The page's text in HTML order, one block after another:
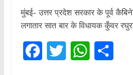
मुंबई- उत्तर प्रदेश सरकार के पूर्व
लगातार सात बार के विधायक कुँवर
F T W S